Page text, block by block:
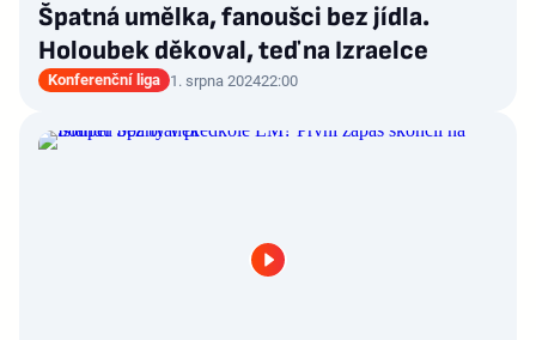
Špatná umělka, fanoušci bez jídla.
Holoubek děkoval, teď na Izraelce
Konferenční liga 1. srpna 202422:00